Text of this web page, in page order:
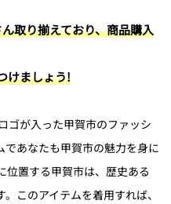
覧
わせ
取り揃えており、商品購入
けましょう!
ゴが入った甲賀市のファッシ
であなたも甲賀市の魅力を身に
位置する甲賀市は、歴史ある
このアイテムを着用すれば、